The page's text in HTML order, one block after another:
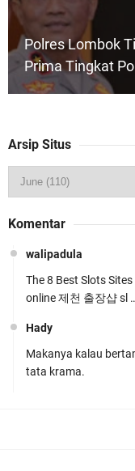
Polres Lombok
Prima Tingkat
Wilayah Lombok
Kapolsek
Arsip Situs
Komentar
walipadula
The 8 Best Slots
online 제천 출장샵 sl
Hady
Makanya kalau
tata krama.